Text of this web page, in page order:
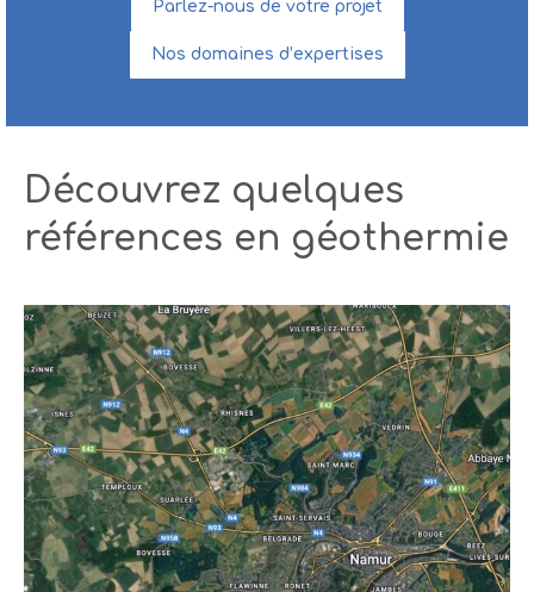
Parlez-nous de votre projet
Nos domaines d’expertises
Découvrez quelques
références en géothermie